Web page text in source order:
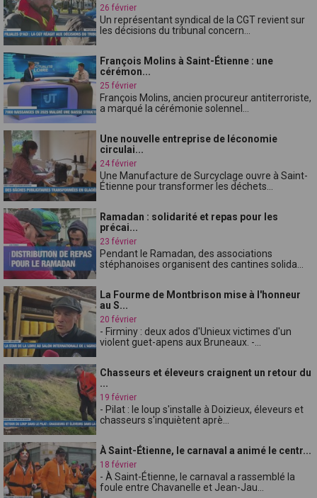
26 février
Un représentant syndical de la CGT revient sur
les décisions du tribunal concern...
François Molins à Saint-Étienne : une
cérémon...
25 février
François Molins, ancien procureur antiterroriste,
a marqué la cérémonie solennel...
Une nouvelle entreprise de léconomie
circulai...
24 février
Une Manufacture de Surcyclage ouvre à Saint-
Étienne pour transformer les déchets...
Ramadan : solidarité et repas pour les
précai...
23 février
Pendant le Ramadan, des associations
stéphanoises organisent des cantines solida...
La Fourme de Montbrison mise à l'honneur
au S...
20 février
- Firminy : deux ados d'Unieux victimes d'un
violent guet-apens aux Bruneaux. -...
Chasseurs et éleveurs craignent un retour du
...
19 février
- Pilat : le loup s'installe à Doizieux, éleveurs et
chasseurs s'inquiètent aprè...
À Saint-Étienne, le carnaval a animé le centr...
18 février
- À Saint-Étienne, le carnaval a rassemblé la
foule entre Chavanelle et Jean-Jau...